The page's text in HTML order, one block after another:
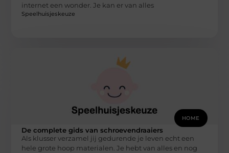
internet een wonder. Je kan er van alles
Speelhuisjeskeuze
HOME
De complete gids van schroevendraaiers
Als klusser verzamel jij gedurende je leven echt een
hele grote hoop materialen. Je hebt van alles en nog